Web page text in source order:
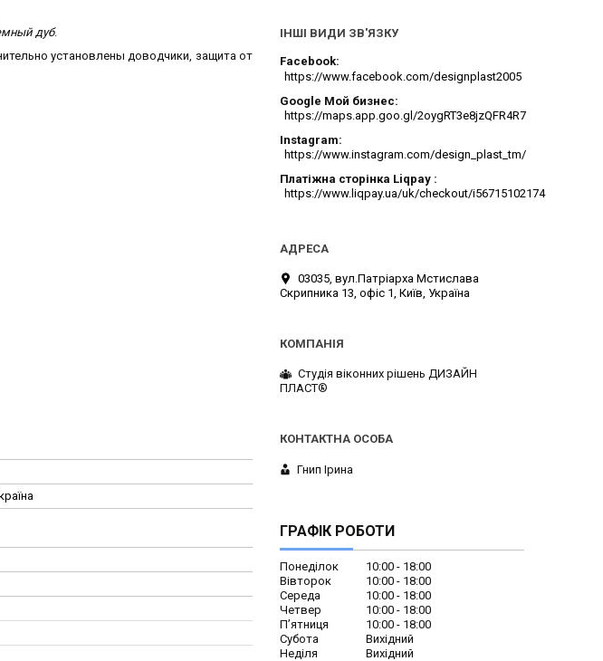
дуб.
установлены доводчики, защита от
ІНШІ ВИДИ ЗВ'ЯЗКУ
Facebook
https://www.facebook.com/designplast2005
Google Мой бизнес
https://maps.app.goo.gl/2oygRT3e8jzQFR4R7
Instagram
https://www.instagram.com/design_plast_tm/
Платіжна сторінка Liqpay
https://www.liqpay.ua/uk/checkout/i56715102174
03035, вул.Патріарха Мстислава
Скрипника 13, офіс 1, Київ, Україна
Студія віконних рішень ДИЗАЙН
ПЛАСТ®
Гнип Ірина
ГРАФІК РОБОТИ
Понеділок 10:00
18:00
Вівторок
10:00
18:00
Середа
10:00
18:00
Четвер
10:00
18:00
Пʼятниця
10:00
18:00
Субота
Вихідний
Неділя
Вихідний